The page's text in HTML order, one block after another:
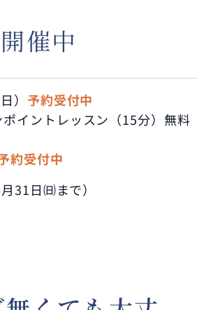
催中
） 予約受付中
ポイントレッスン（15分）無料
約受付中
31日㈰まで）